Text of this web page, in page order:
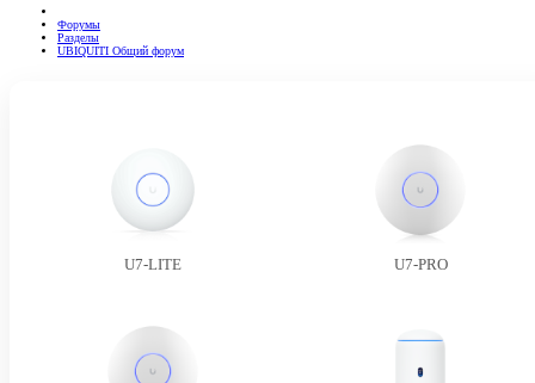
Форумы
Разделы
UBIQUITI Общий форум
U7-LITE U7-PRO